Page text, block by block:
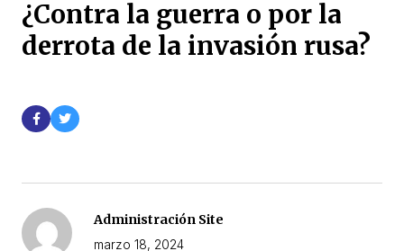
¿Contra la guerra o por la
derrota de la invasión rusa?
Administración Site
marzo 18, 2024